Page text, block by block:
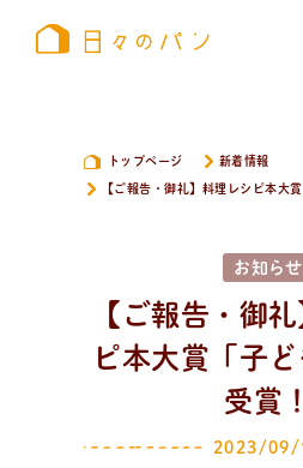
トップページ 新着情報
【ご報告・御礼】料理レシピ本大
お知らせ
【ご報告・御
ピ本大賞「子ど
受賞！
2023/09/